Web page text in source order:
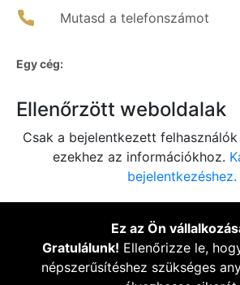
Mutasd a telefonszámot
Egy cég:
Ellenőrzött weboldalak
Csak a bejelentkezett
ezekhez az információkhoz.
bejelentkezéshez.
Ez az Ön
Gratulálunk! Ellenőrizze le,
népszerűsítéshez szükséges